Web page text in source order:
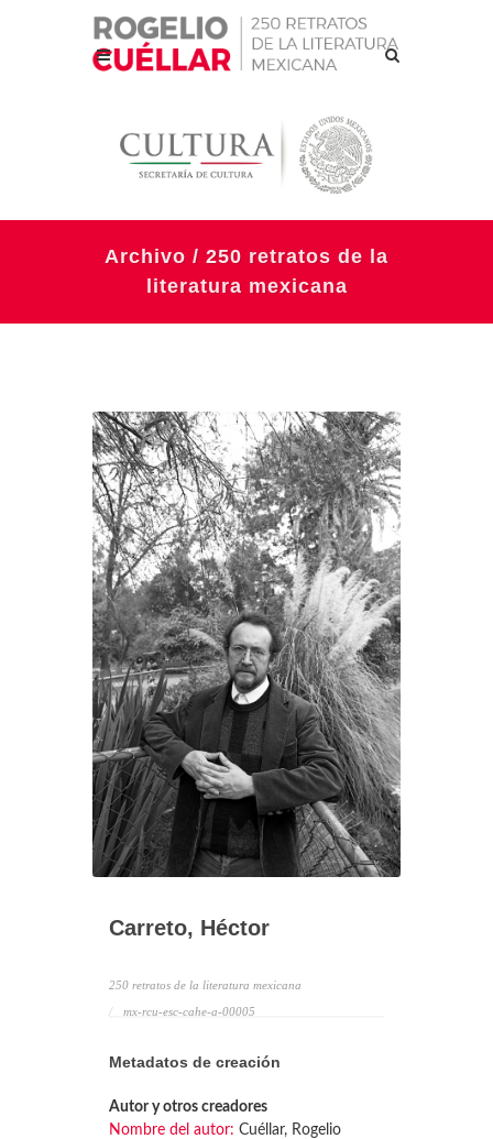
Archivo / 250 retratos de la
literatura mexicana
Carreto, Héctor
250 retratos de la literatura mexicana
mx-rcu-esc-cahe-a-00005
Metadatos de creación
Autor y otros creadores
Nombre del autor: Cuéllar, Rogelio